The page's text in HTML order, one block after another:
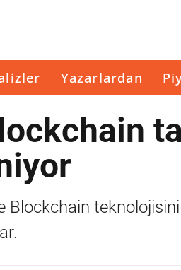
Yazarlardan
Blockchain